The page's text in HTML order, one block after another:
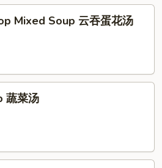
Mixed Soup 云吞蛋花汤
蔬菜汤